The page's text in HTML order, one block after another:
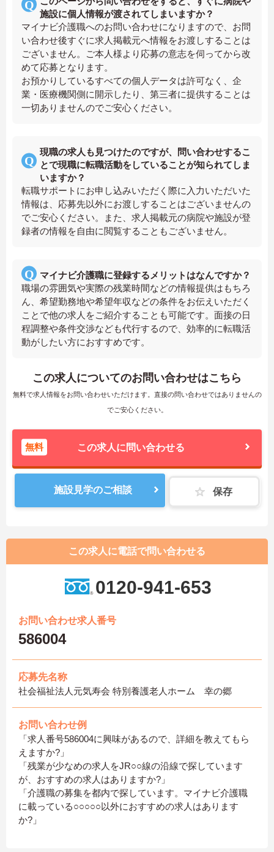
施設に個人情報が渡されてしまいますか？
マイナビ介護職へのお問い合わせになりますので、お問
い合わせ後すぐに求人掲載元へ情報をお渡しすることは
ございません。ご本人様より応募の意志を伺ってから改
めて応募となります。
お預かりしているすべての個人データは許可なく、企
業・医療機関側に開示したり、第三者に提供することは
一切ありませんのでご安心ください。
現職の求人も見つけたのですが、問い合わせするこ
とで現職に転職活動をしていることが知られてしま
いますか？
転職サポートにお申し込みいただく際に入力いただいた
情報は、応募先以外にお渡しすることはございませんの
でご安心ください。また、求人掲載元の病院や施設が登
録者の情報を自由に閲覧することもございません。
マイナビ介護職に登録するメリットはなんですか？
職場の雰囲気や実際の残業時間などの情報提供はもちろ
ん、希望勤務地や希望年収などの条件をお伝えいただく
ことで他の求人をご紹介することも可能です。面接の日
程調整や条件交渉なども代行するので、効率的に転職活
動がしたい方におすすめです。
この求人についてのお問い合わせはこちら
無料で求人情報をお問い合わせいただけます。直接の問い合わせではありませんの
でご安心ください。
無料 この求人に問い合わせる
施設見学のご相談 保存
この求人に電話で問い合わせる
0120-941-653
お問い合わせ求人番号
586004
応募先名称
社会福祉法人元気寿会 特別養護老人ホーム 幸の郷
お問い合わせ例
「求人番号586004に興味があるので、詳細を教えてもら
えますか?」
「残業が少なめの求人をJR○○線の沿線で探しています
が、おすすめの求人はありますか?」
「介護職の募集を都内で探しています。マイナビ介護職
に載っている○○○○○以外におすすめの求人はあります
か?」